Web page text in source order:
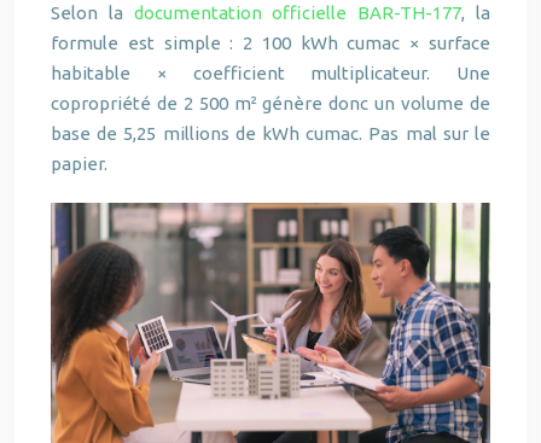
Selon la documentation officielle BAR-TH-177, la
formule est simple : 2 100 kWh cumac × surface
habitable × coefficient multiplicateur. Une
copropriété de 2 500 m² génère donc un volume de
base de 5,25 millions de kWh cumac. Pas mal sur le
papier.